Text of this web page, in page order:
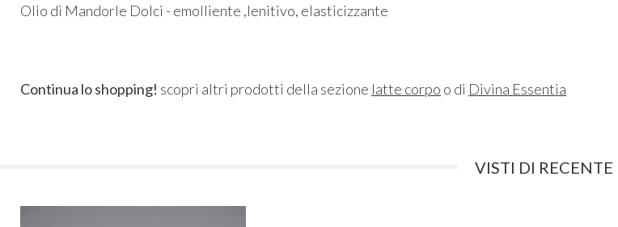
Olio di Mandorle Dolci - emolliente ,lenitivo, elasticizzante
Continua lo shopping! scopri altri prodotti della sezione latte corpo o di Divina Essentia
VISTI DI RECENTE